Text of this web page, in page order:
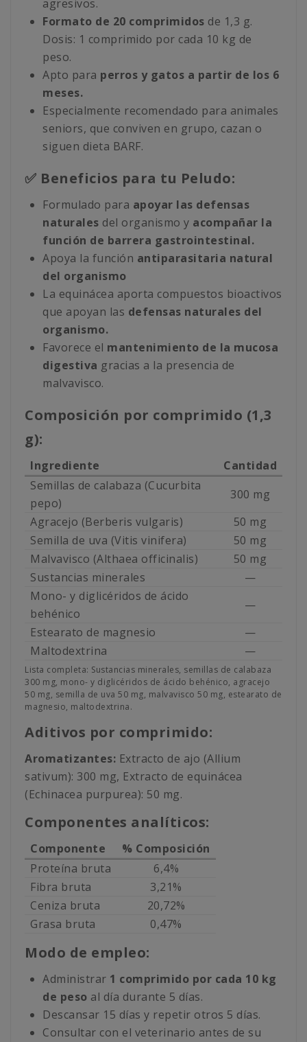
agresivos.
Formato de 20 comprimidos de 1,3 g.
Dosis: 1 comprimido por cada 10 kg de
peso.
Apto para perros y gatos a partir de los 6
meses.
Especialmente recomendado para animales
seniors, que conviven en grupo, cazan o
siguen dieta BARF.
✅ Beneficios para tu Peludo:
Formulado para apoyar las defensas
naturales del organismo y acompañar la
función de barrera gastrointestinal.
Apoya la función antiparasitaria natural
del organismo
La equinácea aporta compuestos bioactivos
que apoyan las defensas naturales del
organismo.
Favorece el mantenimiento de la mucosa
digestiva gracias a la presencia de
malvavisco.
Composición por comprimido (1,3
g):
Ingrediente
Cantidad
Semillas de calabaza (Cucurbita
pepo)
300 mg
Agracejo (Berberis vulgaris)
50 mg
Semilla de uva (Vitis vinifera)
50 mg
Malvavisco (Althaea officinalis)
50 mg
Sustancias minerales
—
Mono- y diglicéridos de ácido
behénico
—
Estearato de magnesio
—
Maltodextrina
—
Lista completa: Sustancias minerales, semillas de calabaza
300 mg, mono- y diglicéridos de ácido behénico, agracejo
50 mg, semilla de uva 50 mg, malvavisco 50 mg, estearato de
magnesio, maltodextrina.
Aditivos por comprimido:
Aromatizantes: Extracto de ajo (Allium
sativum): 300 mg, Extracto de equinácea
(Echinacea purpurea): 50 mg.
Componentes analíticos:
Componente
% Composición
Proteína bruta
6,4%
Fibra bruta
3,21%
Ceniza bruta
20,72%
Grasa bruta
0,47%
Modo de empleo:
Administrar 1 comprimido por cada 10 kg
de peso al día durante 5 días.
Descansar 15 días y repetir otros 5 días.
Consultar con el veterinario antes de su